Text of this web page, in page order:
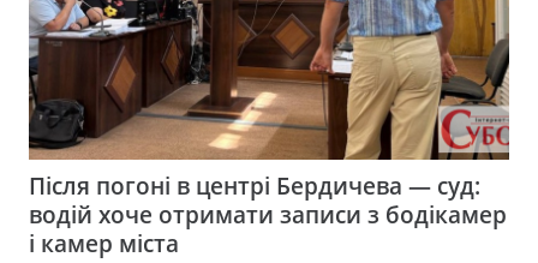
Після погоні в центрі Бердичева — суд:
водій хоче отримати записи з бодікамер
і камер міста